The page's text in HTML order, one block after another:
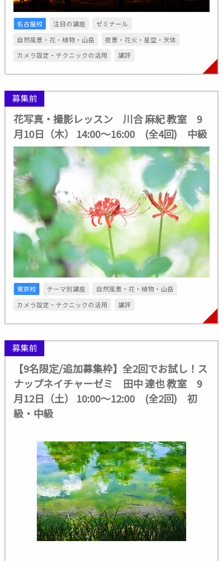
名古屋校 注目の講座
ゼミナール
自然風景・花・植物・山岳
夜景・花火・星空・天体
カメラ設定・テクニックの活用
講評
募集前
花写真・撮影レッスン 川合 麻紀 教室 9
月10日（木） 14:00～16:00 (全4回) 中級
東京校 テーマ別講座
自然風景・花・植物・山岳
カメラ設定・テクニックの活用
講評
募集前
【9名限定/追加募集枠】全2回でお試し！ス
ナップネイチャーゼミ 田中 達也 教室 9
月12日（土） 10:00～12:00 (全2回) 初
級・中級